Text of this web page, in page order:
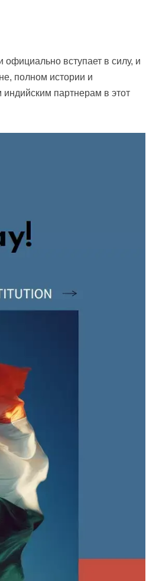
вступает в силу, и
полном истории и
партнерам в этот